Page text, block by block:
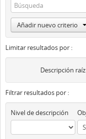
Añadir nuevo criterio
Limitar resultados por :
Descripción raíz
Filtrar resultados por :
Nivel de descripción